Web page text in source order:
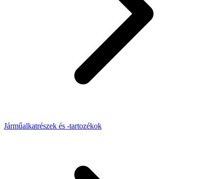
Járműalkatrészek és -tartozékok